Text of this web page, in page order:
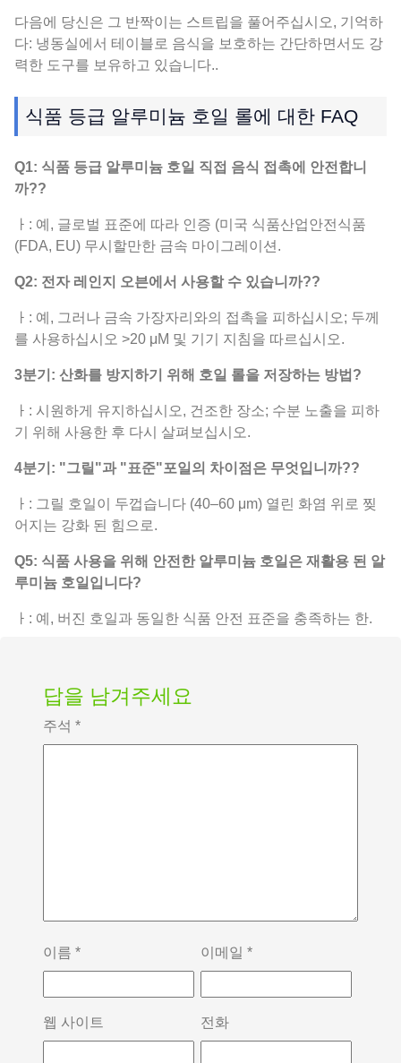
다음에 당신은 그 반짝이는 스트립을 풀어주십시오, 기억하
다: 냉동실에서 테이블로 음식을 보호하는 간단하면서도 강
력한 도구를 보유하고 있습니다..
식품 등급 알루미늄 호일 롤에 대한 FAQ
Q1: 식품 등급 알루미늄 호일 직접 음식 접촉에 안전합니
까??
ㅏ: 예, 글로벌 표준에 따라 인증 (미국 식품산업안전식품
(FDA, EU) 무시할만한 금속 마이그레이션.
Q2: 전자 레인지 오븐에서 사용할 수 있습니까??
ㅏ: 예, 그러나 금속 가장자리와의 접촉을 피하십시오; 두께
를 사용하십시오 >20 μM 및 기기 지침을 따르십시오.
3분기: 산화를 방지하기 위해 호일 롤을 저장하는 방법?
ㅏ: 시원하게 유지하십시오, 건조한 장소; 수분 노출을 피하
기 위해 사용한 후 다시 살펴보십시오.
4분기: "그릴"과 "표준"포일의 차이점은 무엇입니까??
ㅏ: 그릴 호일이 두껍습니다 (40–60 μm) 열린 화염 위로 찢
어지는 강화 된 힘으로.
Q5: 식품 사용을 위해 안전한 알루미늄 호일은 재활용 된 알
루미늄 호일입니다?
ㅏ: 예, 버진 호일과 동일한 식품 안전 표준을 충족하는 한.
답을 남겨주세요
주석 *
이름 * 이메일 *
웹 사이트 전화